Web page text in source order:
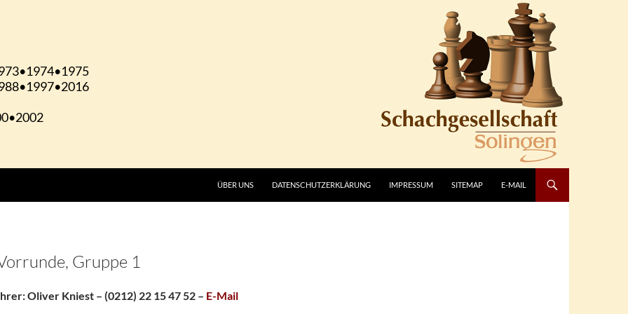
ÜBER UNS DATENSCHUTZERKLÄRUNG IMPRESSUM SITEMAP E-MAIL
Gruppe 1
Oliver Kniest – (0212) 22 15 47 52 – E-Mail